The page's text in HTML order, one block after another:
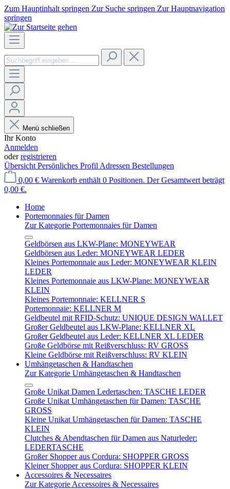
Zum Hauptinhalt springen Zur Suche springen Zur Hauptnavigation
springen
Menü schließen
Ihr Konto
Anmelden
oderregistrieren
Übersicht Persönliches Profil Adressen Bestellungen
0,00 € Warenkorb enthält 0 Positionen. Der Gesamtwert beträgt
0,00 €.
Home
Portemonnaies für Damen
Zur Kategorie Portemonnaies für Damen
Geldbörsen aus LKW-Plane: MONEYWEAR
Geldbörsen aus Leder: MONEYWEAR LEDER
Kleines Portemonnaie aus Leder: MONEYWEAR KLEIN
LEDER
Kleines Portemonnaie aus LKW-Plane: MONEYWEAR
KLEIN
Kleines Portemonnaie: KELLNER S
Portemonnaie: KELLNER M
Geldbeutel mit RFID-Schutz: UNIQUE DESIGN WALLET
Großer Geldbeutel aus LKW-Plane: KELLNER XL
Großer Geldbeutel aus Leder: KELLNER XL LEDER
Große Geldbörse mit Reißverschluss: RV GROSS
Kleine Geldbörse mit Reißverschluss: RV KLEIN
Umhängetaschen & Handtaschen
Zur Kategorie Umhängetaschen & Handtaschen
Große Unikat Damen Ledertaschen: TASCHE LEDER
Große Unikat Umhängetaschen für Damen: TASCHE
GROSS
Kleine Unikat Umhängetaschen für Damen: TASCHE
KLEIN
Clutches & Abendtaschen für Damen aus Naturleder:
LEDERTASCHE
Großer Shopper aus Cordura: SHOPPER GROSS
Kleiner Shopper aus Cordura: SHOPPER KLEIN
Accessoires & Necessaires
Zur Kategorie Accessoires & Necessaires